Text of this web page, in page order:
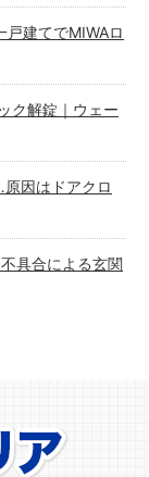
戸建てでMIWAロ
ク解錠｜ウェー
因はドアクロ
具合による玄関